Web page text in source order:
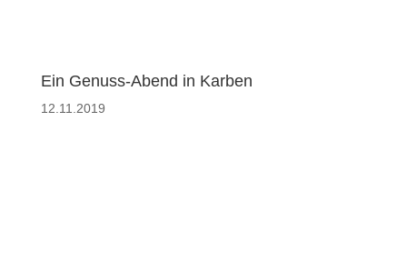
Ein Genuss-Abend in Karben
12.11.2019